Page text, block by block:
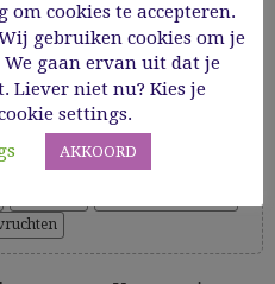
met krab en
om cookies te accepteren.
gebruiken cookies om je
gaan ervan uit dat je
Liever niet nu? Kies je
settings.
AKKOORD